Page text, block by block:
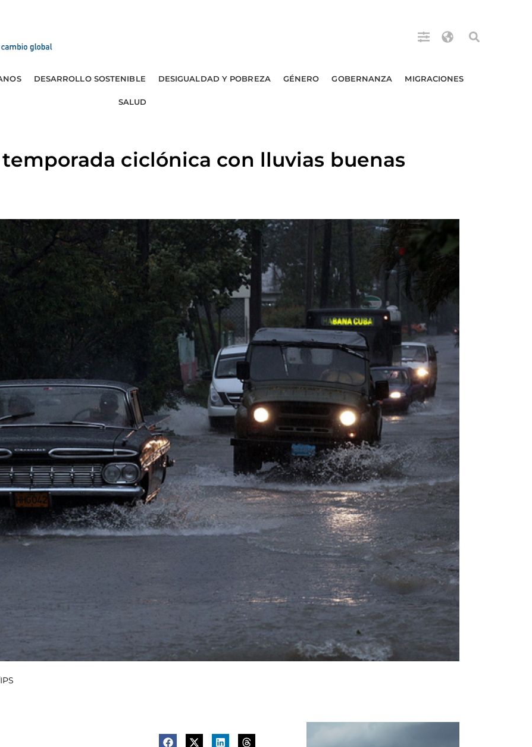
DESARROLLO SOSTENIBLE DESIGUALDAD Y POBREZA GÉNERO GOBERNANZA MIGRACIONES
SALUD
ciclónica con lluvias buenas